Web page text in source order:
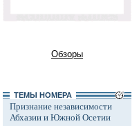
Обзоры
ТЕМЫ НОМЕРА
Признание независимости
Абхазии и Южной Осетии